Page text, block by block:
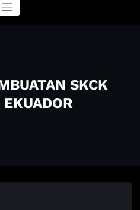
SKCK